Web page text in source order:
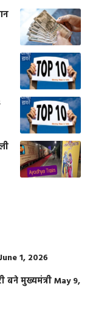
June 1, 2026
बने मुख्यमंत्रीMay 9,